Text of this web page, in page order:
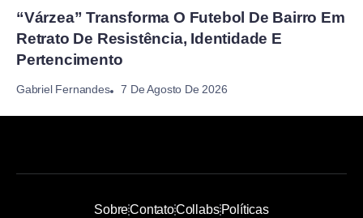
“Várzea” Transforma O Futebol De Bairro Em
Retrato De Resistência, Identidade E
Pertencimento
Gabriel Fernandes 7 De Agosto De 2026
SobreContatoCollabsPolíticas